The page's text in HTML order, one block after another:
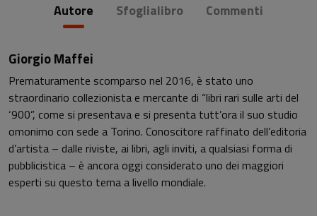
Autore Sfoglialibro Commenti
Giorgio Maffei
Prematuramente scomparso nel 2016, è stato uno
straordinario collezionista e mercante di “libri rari sulle arti del
‘900”, come si presentava e si presenta tutt’ora il suo studio
omonimo con sede a Torino. Conoscitore raffinato dell’editoria
d’artista – dalle riviste, ai libri, agli inviti, a qualsiasi forma di
pubblicistica – è ancora oggi considerato uno dei maggiori
esperti su questo tema a livello mondiale.